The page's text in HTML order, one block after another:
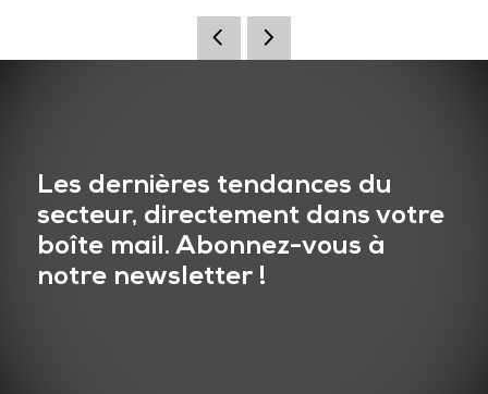
Les dernières tendances du
secteur, directement dans votre
boîte mail. Abonnez-vous à
notre newsletter !